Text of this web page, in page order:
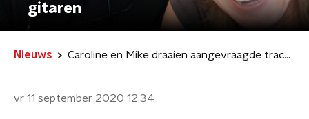
gitaren
Nieuws Caroline en Mike draaien aangevraagde tracks met gierende gitaren
vr 11 september 2020 12:34